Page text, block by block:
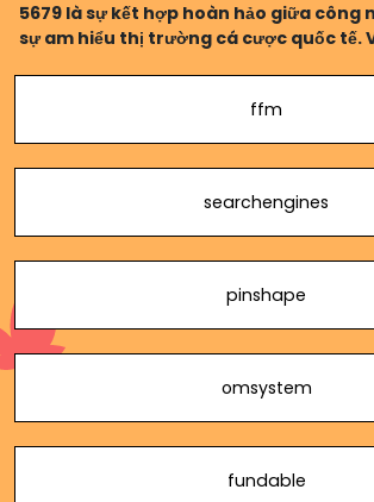
5679 là sự kết hợp hoàn hảo giữa công
sự am hiểu thị trường cá cược quốc tế.
ffm
searchengines
pinshape
omsystem
fundable